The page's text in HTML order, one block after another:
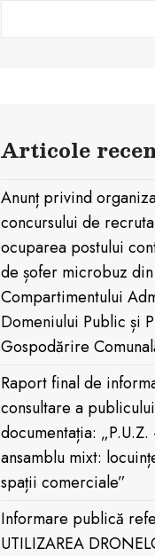
Articole
Anunț privind
concursului de
ocuparea postului
de șofer microbuz
Compartimentului
Domeniului Public și
Gospodărire
Raport final de
consultare a
documentația:
ansamblu mixt:
spații comerciale”
Informare publică
UTILIZAREA